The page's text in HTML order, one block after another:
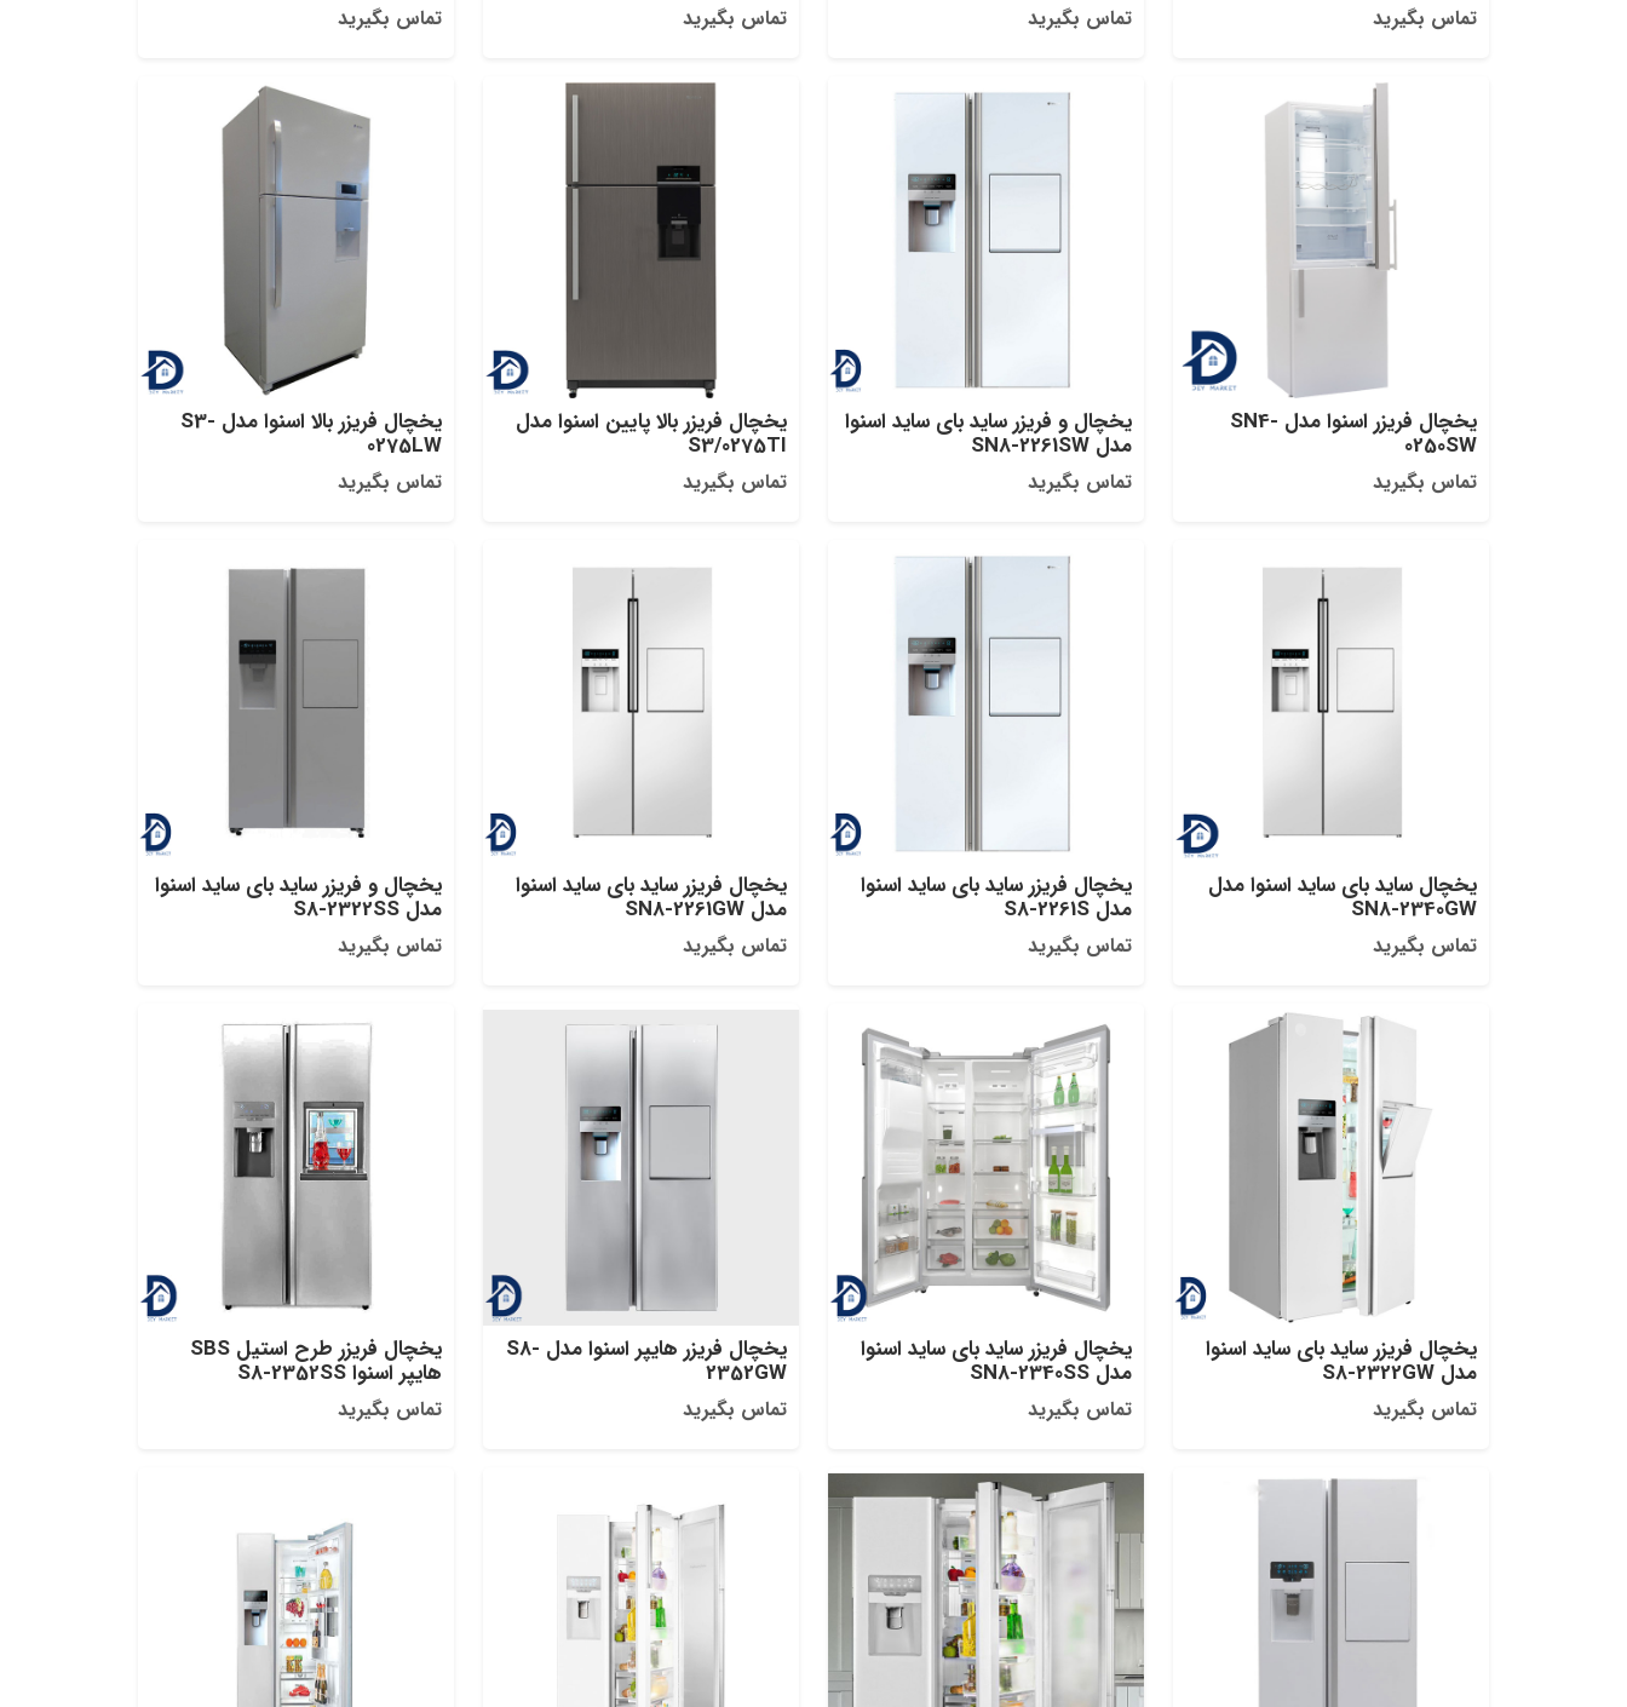
تماس بگیرید تماس بگیرید تماس بگیرید تماس بگیرید
یخچال فریزر اسنوا مدل SN4-
0250SW
تماس بگیرید
یخچال و فریزر ساید بای ساید اسنوا
مدل SN8-2261SW
تماس بگیرید
یخچال فریزر بالا پایین اسنوا مدل
S3/0275TI
تماس بگیرید
یخچال فریزر بالا اسنوا مدل S3-
0275LW
تماس بگیرید
یخچال ساید بای ساید اسنوا مدل
SN8-2340GW
تماس بگیرید
یخچال فریزر ساید بای ساید اسنوا
مدل S8-2261S
تماس بگیرید
یخچال فریزر ساید بای ساید اسنوا
مدل SN8-2261GW
تماس بگیرید
یخچال و فریزر ساید بای ساید اسنوا
مدل S8-2322SS
تماس بگیرید
یخچال فریزر ساید بای ساید اسنوا
مدل S8-2322GW
تماس بگیرید
یخچال فریزر ساید بای ساید اسنوا
مدل SN8-2340SS
تماس بگیرید
یخچال فریزر هایپر اسنوا مدل S8-
2352GW
تماس بگیرید
یخچال فریزر طرح استیل SBS
هایپر اسنوا S8-2352SS
تماس بگیرید